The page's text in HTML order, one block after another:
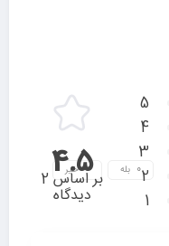
بله خیر
5
4
3
2
1
4.5بر اساس 2
دیدگاه